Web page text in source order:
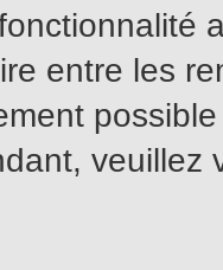
entre les
veuillez